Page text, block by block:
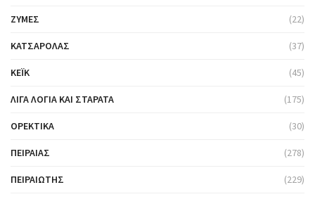
ΖΎΜΕΣ (22)
ΚΑΤΣΑΡΌΛΑΣ (37)
ΚΈΙΚ (45)
ΛΊΓΑ ΛΌΓΙΑ ΚΑΙ ΣΤΑΡΆΤΑ (175)
ΟΡΕΚΤΙΚΆ (30)
ΠΕΙΡΑΙΆΣ (278)
ΠΕΙΡΑΙΏΤΗΣ (229)